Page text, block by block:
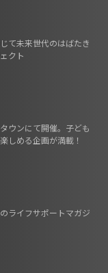
て未来世代のはばたき
クト
ウンにて開催。子ども
しめる企画が満載！
ライフサポートマガジ